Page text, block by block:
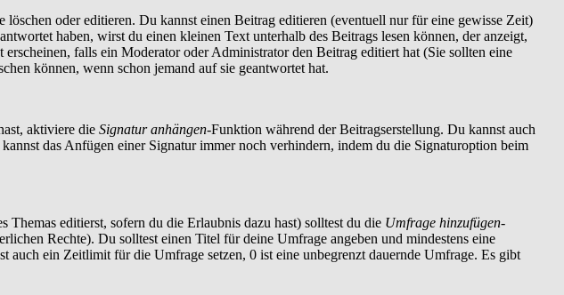
oder editieren. Du kannst einen Beitrag editieren (eventuell nur für eine gewisse Zeit)
haben, wirst du einen kleinen Text unterhalb des Beitrags lesen können, der anzeigt,
falls ein Moderator oder Administrator den Beitrag editiert hat (Sie sollten eine
können, wenn schon jemand auf sie geantwortet hat.
aktiviere die Signatur anhängen-Funktion während der Beitragserstellung. Du kannst auch
das Anfügen einer Signatur immer noch verhindern, indem du die Signaturoption beim
Themas editierst, sofern du die Erlaubnis dazu hast) solltest du die Umfrage hinzufügen-
Rechte). Du solltest einen Titel für deine Umfrage angeben und mindestens eine
auch ein Zeitlimit für die Umfrage setzen, 0 ist eine unbegrenzt dauernde Umfrage. Es gibt